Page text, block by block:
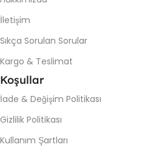
İletişim
Sıkça Sorulan Sorular
Kargo & Teslimat
Koşullar
İade & Değişim Politikası
Gizlilik Politikası
Kullanım Şartları